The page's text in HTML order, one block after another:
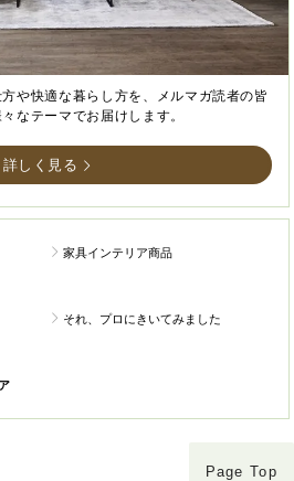
や快適な暮らし方を、メルマガ読者の皆
なテーマでお届けします。
詳しく見る
家具インテリア商品
それ、プロにきいてみました
Page Top